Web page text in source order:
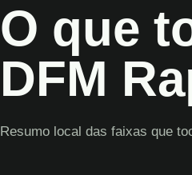
O que
DFM
Resumo local das faixas que